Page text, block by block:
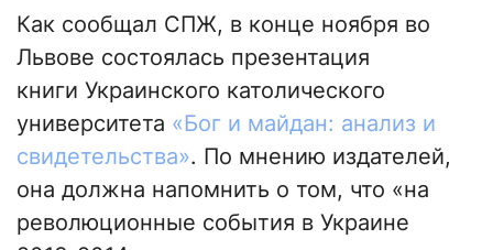
Как сообщал СПЖ, в конце ноября во
Львове состоялась презентация
книги Украинского католического
университета «Бог и майдан: анализ и
свидетельства». По мнению издателей,
она должна напомнить о том, что «на
революционные события в Украине